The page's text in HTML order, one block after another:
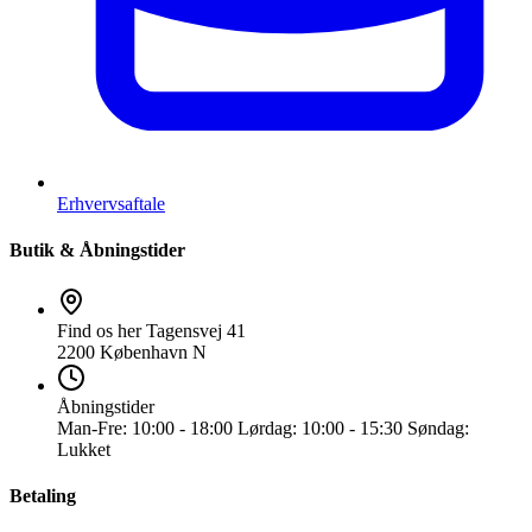
Erhvervsaftale
Butik & Åbningstider
Find os her Tagensvej 41
2200 København N
Åbningstider
Man-Fre: 10:00 - 18:00 Lørdag: 10:00 - 15:30 Søndag:
Lukket
Betaling